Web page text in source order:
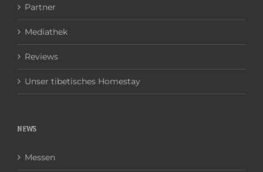
Partner
Mediathek
Reviews
Unser tibetisches Homestay
NEWS
Messen